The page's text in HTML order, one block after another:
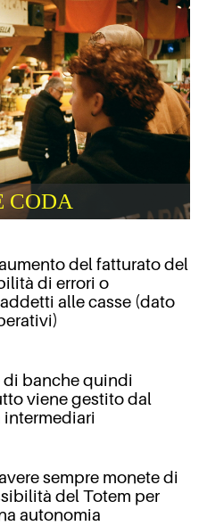
CODA
del fatturato del
di errori o
alle casse (dato
di banche quindi
viene gestito dal
intermediari
sempre monete di
del Totem per
autonomia